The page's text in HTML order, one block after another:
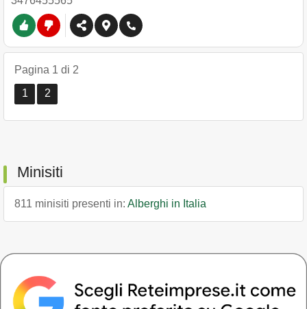
Pagina 1 di 2
1
2
Minisiti
811 minisiti presenti in: Alberghi in Italia